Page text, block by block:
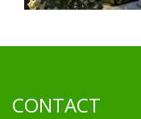
CONTACT